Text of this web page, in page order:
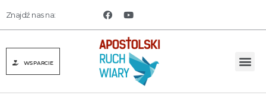
Znajdź nas na:
WSPARCIE